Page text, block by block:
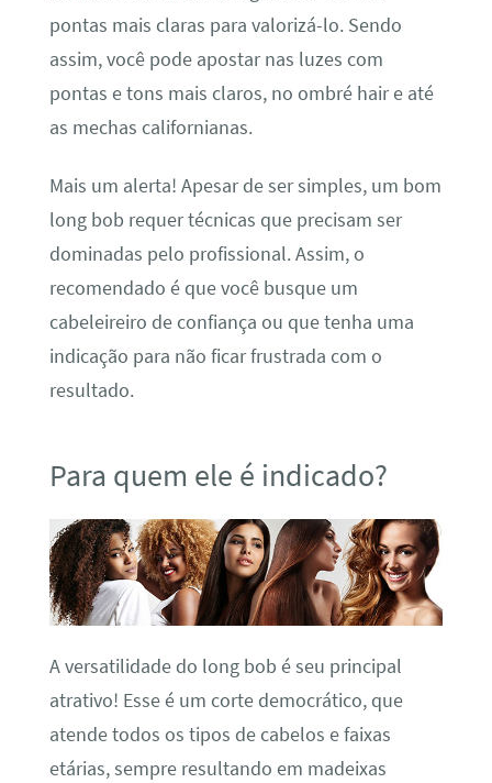
pontas mais claras para valorizá-lo. Sendo
assim, você pode apostar nas luzes com
pontas e tons mais claros, no ombré hair e até
as mechas californianas.
Mais um alerta! Apesar de ser simples, um bom
long bob requer técnicas que precisam ser
dominadas pelo profissional. Assim, o
recomendado é que você busque um
cabeleireiro de confiança ou que tenha uma
indicação para não ficar frustrada com o
resultado.
Para quem ele é indicado?
A versatilidade do long bob é seu principal
atrativo! Esse é um corte democrático, que
atende todos os tipos de cabelos e faixas
etárias, sempre resultando em madeixas